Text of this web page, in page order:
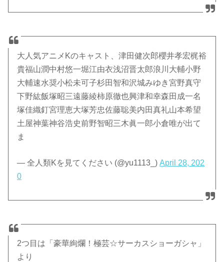
大人気アニメKのキャスト、津田健次郎櫻井孝宏梶裕
貴福山潤中村悠一堀江由衣浅沼晋太郎浪川大輔小野
大輔速水奨小松未可子杉田智和沢城みゆき宮野真守
下野紘飯塚昭三遠藤綾柿原徹也興津和幸森田成一名
塚佳織釘宮理恵大塚芳忠佐藤聡美内田真礼山本希望
土屋神葉神谷浩史前野智昭三木眞一郎小倉唯が出て
ま
— 全人類Kを見てください (@yu1113_)April 28, 202
0
2つ目は「豪華絢爛！極芸☆サーカスショーガシャ」
より